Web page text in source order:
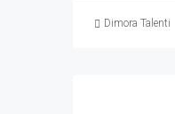
Dimora Talenti